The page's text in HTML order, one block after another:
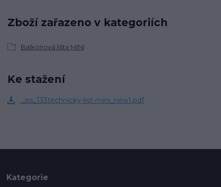
Zboží zařazeno v kategoriích
Balkonová lišta MINI
Ke stažení
_ps_133technicky-list-mini_new1.pdf
Kategorie